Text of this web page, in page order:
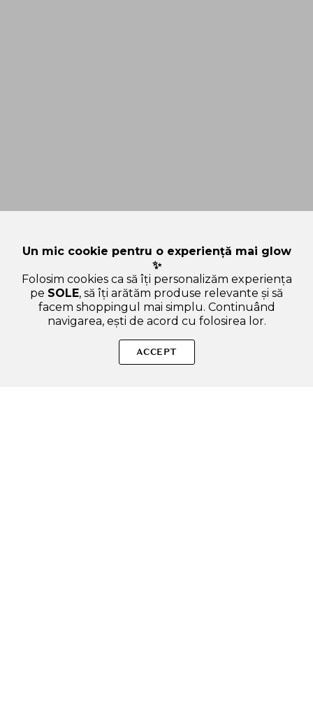
and Cheek Blurry Pudding Pot - nuantator pentru buze
formulat cu Theobroma Cacao Cocoa Seed Butter si Agave
Un mic cookie pentru o experiență mai glow
✨
Folosim cookies ca să îți personalizăm experiența
pe SOLE, să îți arătăm produse relevante și să
facem shoppingul mai simplu. Continuând
navigarea, ești de acord cu folosirea lor.
ACCEPT